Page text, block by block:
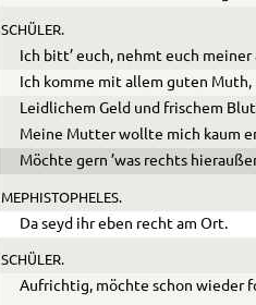
SCHÜLER.
Ich bitt’ euch, nehmt euch meiner
Ich komme mit allem guten Muth,
Leidlichem Geld und frischem
Meine Mutter wollte mich kaum
Möchte gern ’was rechts
MEPHISTOPHELES.
Da seyd ihr eben recht am Ort.
SCHÜLER.
Aufrichtig, möchte schon wieder